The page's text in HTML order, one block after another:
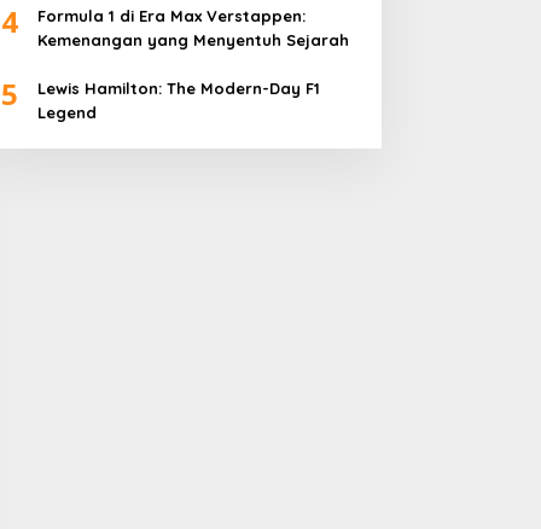
4
Formula 1 di Era Max Verstappen:
Kemenangan yang Menyentuh Sejarah
5
Lewis Hamilton: The Modern-Day F1
Legend